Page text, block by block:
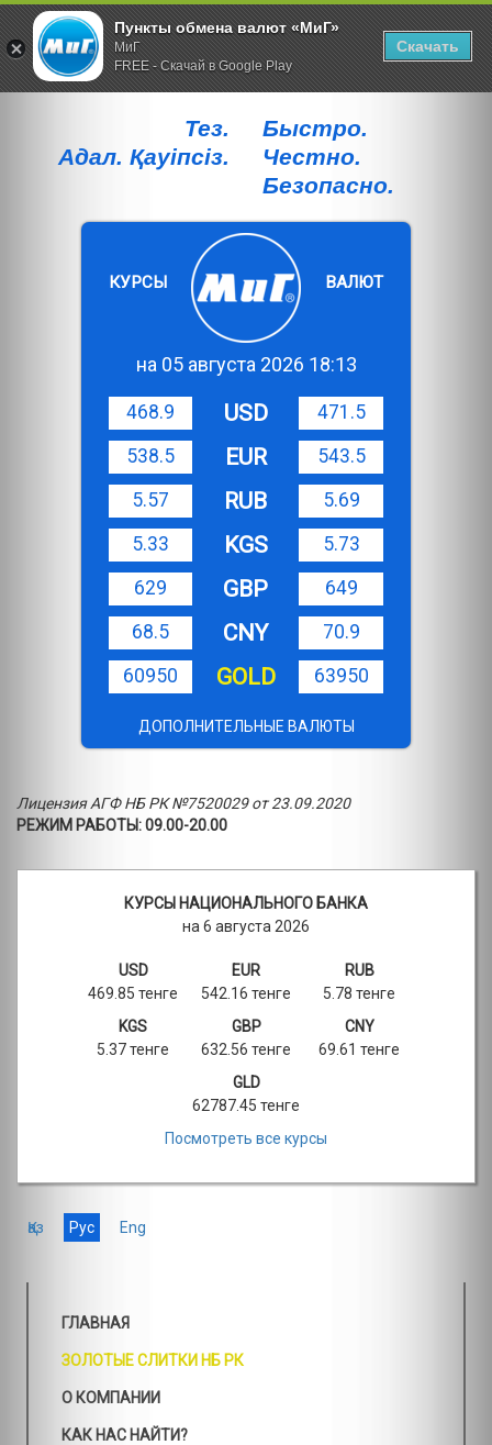
Тез.
Адал. Қауiпсiз.
Быстро.
Честно.
Безопасно.
КУРСЫ ВАЛЮТ
на 05 августа 2026 18:13
468.9 USD
471.5
538.5
EUR
543.5
5.57
RUB
5.69
5.33
KGS
5.73
629
GBP
649
68.5
CNY
70.9
60950
GOLD 63950
ДОПОЛНИТЕЛЬНЫЕ ВАЛЮТЫ
Лицензия АГФ НБ РК №7520029 от 23.09.2020
РЕЖИМ РАБОТЫ: 09.00-20.00
КУРСЫ НАЦИОНАЛЬНОГО БАНКА
на 6 августа 2026
USD
469.85 тенге
EUR
542.16 тенге
RUB
5.78 тенге
KGS
5.37 тенге
GBP
632.56 тенге
CNY
69.61 тенге
GLD
62787.45 тенге
Посмотреть все курсы
Қаз Рус Eng
ГЛАВНАЯ
ЗОЛОТЫЕ СЛИТКИ НБ РК
О КОМПАНИИ
КАК НАС НАЙТИ?
Пункты обмена валют «МиГ»
МиГ
FREE - Скачай в Google Play
Скачать